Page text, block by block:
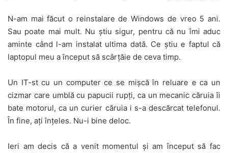
N-am mai făcut o reinstalare de Windows de vreo 5 ani.
Sau poate mai mult. Nu știu sigur, pentru că nu îmi aduc
aminte când l-am instalat ultima dată. Ce știu e faptul că
laptopul meu a început să scârțăie de ceva timp.
Un IT-st cu un computer ce se mișcă în reluare e ca un
cizmar care umblă cu papucii rupți, ca un mecanic căruia îi
bate motorul, ca un curier căruia i s-a descărcat telefonul.
În fine, ați înțeles. Nu-i bine deloc.
Ieri am decis că a venit momentul și am început să fac